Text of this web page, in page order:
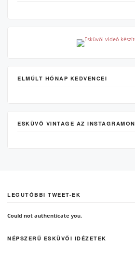
ELMÚLT HÓNAP KEDVENCEI
ESKÜVŐ VINTAGE AZ INSTAGRAMON
LEGUTÓBBI TWEET-EK
Could not authenticate you.
NÉPSZERŰ ESKÜVŐI IDÉZETEK